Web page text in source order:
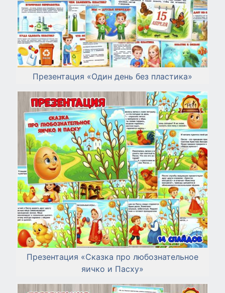
Презентация «Один день без пластика»
Презентация «Сказка про любознательное
яичко и Пасху»